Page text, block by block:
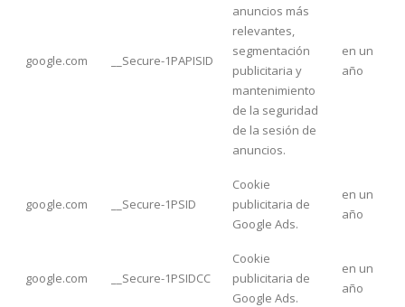
google.com __Secure-1PAPISID
anuncios más
relevantes,
segmentación
publicitaria y
mantenimiento
de la seguridad
de la sesión de
anuncios.
en un
año
google.com __Secure-1PSID
Cookie
publicitaria de
Google Ads.
en un
año
google.com __Secure-1PSIDCC
Cookie
publicitaria de
Google Ads.
en un
año